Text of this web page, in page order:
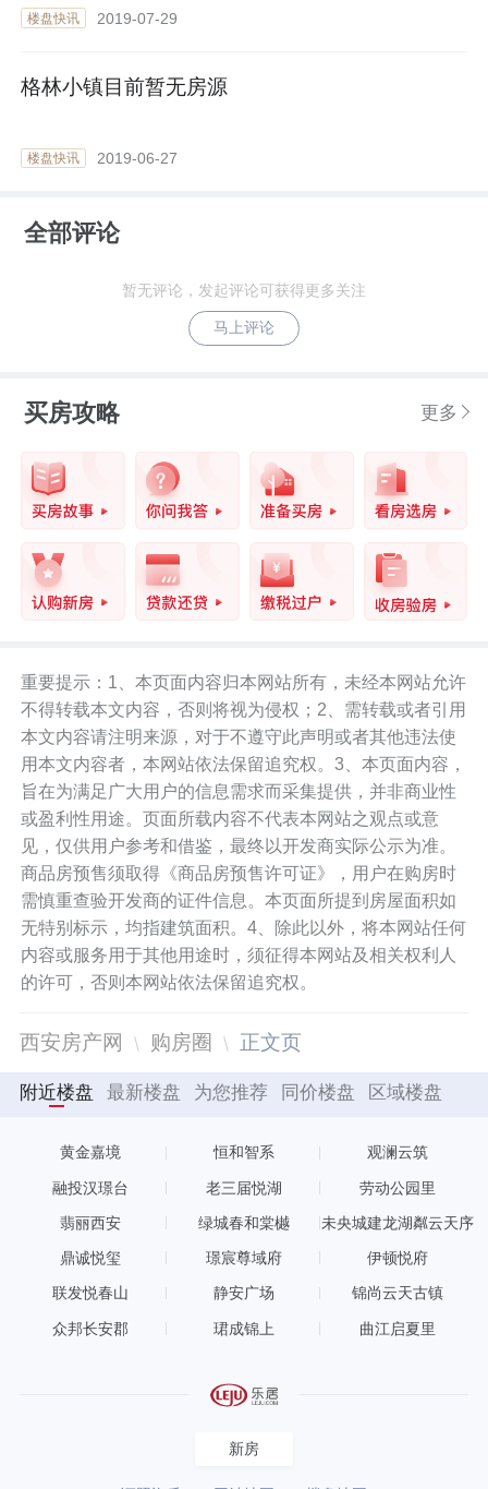
楼盘快讯 2019-07-29
格林小镇目前暂无房源
楼盘快讯 2019-06-27
全部评论
暂无评论，发起评论可获得更多关注
马上评论
买房攻略 更多
重要提示：1、本页面内容归本网站所有，未经本网站允许
不得转载本文内容，否则将视为侵权；2、需转载或者引用
本文内容请注明来源，对于不遵守此声明或者其他违法使
用本文内容者，本网站依法保留追究权。3、本页面内容，
旨在为满足广大用户的信息需求而采集提供，并非商业性
或盈利性用途。页面所载内容不代表本网站之观点或意
见，仅供用户参考和借鉴，最终以开发商实际公示为准。
商品房预售须取得《商品房预售许可证》，用户在购房时
需慎重查验开发商的证件信息。本页面所提到房屋面积如
无特别标示，均指建筑面积。4、除此以外，将本网站任何
内容或服务用于其他用途时，须征得本网站及相关权利人
的许可，否则本网站依法保留追究权。
西安房产网 购房圈 正文页
附近楼盘 最新楼盘 为您推荐 同价楼盘 区域楼盘
黄金嘉境 恒和智系 观澜云筑
融投汉璟台 老三届悦湖 劳动公园里
翡丽西安 绿城春和棠樾 未央城建龙湖粼云天序
鼎诚悦玺 璟宸尊域府 伊顿悦府
联发悦春山 静安广场 锦尚云天古镇
众邦长安郡 珺成锦上 曲江启夏里
新房